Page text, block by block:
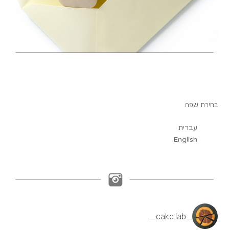
בחירת שפה
עברית
English